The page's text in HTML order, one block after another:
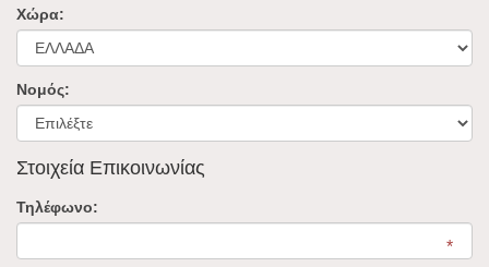
Χώρα:
Νομός:
Στοιχεία Επικοινωνίας
Τηλέφωνο: